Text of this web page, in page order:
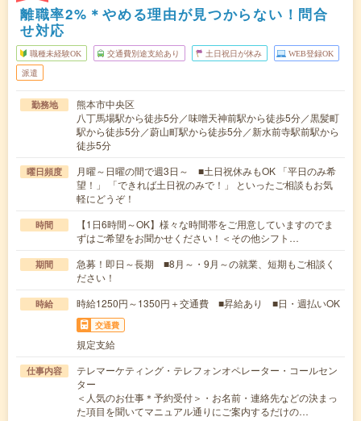
離職率2%＊やめる理由が見つからない！問合
せ対応
職種未経験OK 交通費別途支給あり 土日祝日が休み WEB登録OK
派遣
勤務地
熊本市中央区
八丁馬場駅から徒歩5分／味噌天神前駅から徒歩5分／黒髪町
駅から徒歩5分／蔚山町駅から徒歩5分／新水前寺駅前駅から
徒歩5分
曜日頻度
月曜～日曜の間で週3日～ ■土日祝休みもOK 「平日のみ希
望！」 「できれば土日祝のみで！」 といったご相談もお気
軽にどうぞ！
時間
【1日6時間～OK】様々な時間帯をご用意していますのでま
ずはご希望をお聞かせください！＜その他シフト…
期間
急募！即日～長期 ■8月～・9月～の就業、短期もご相談く
ださい！
時給 時給1250円～1350円＋交通費 ■昇給あり ■日・週払いOK
交通費
規定支給
仕事内容
テレマーケティング・テレフォンオペレーター・コールセン
ター
＜人気のお仕事＊予約受付＞・お名前・連絡先などの決まっ
た項目を聞いてマニュアル通りにご案内するだけの…